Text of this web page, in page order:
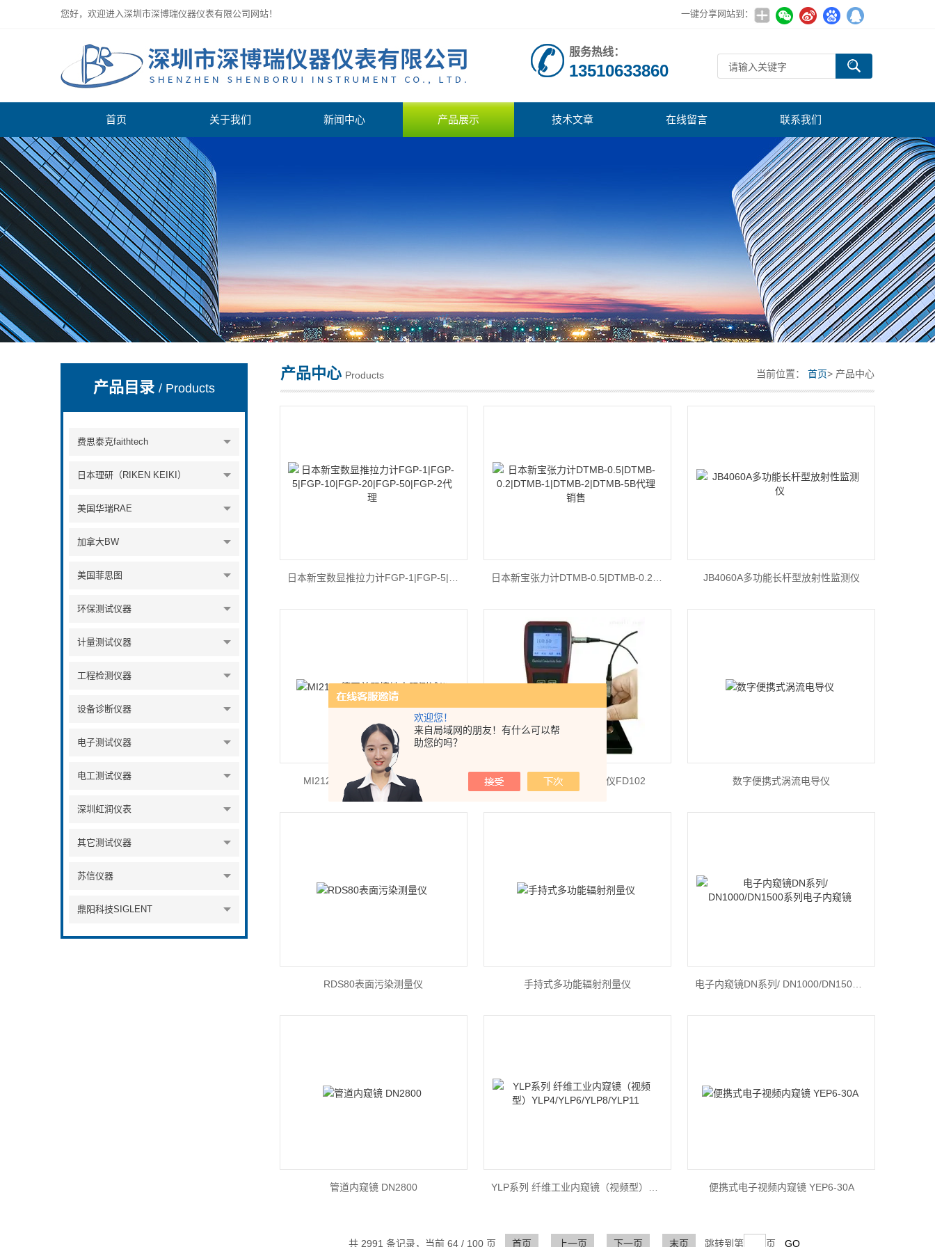
欢迎您！
来自局域网的朋友！有什么可以帮
助您的吗？
您好，欢迎进入深圳市深博瑞仪器仪表有限公司网站！ 一键分享网站到：
深圳市深博瑞仪器仪表有限公司
服务热线：
13510633860
首页 关于我们 新闻中心 产品展示 技术文章 在线留言 联系我们
产品目录/ Products
费思泰克faithtech
日本理研（RIKEN KEIKI）
美国华瑞RAE
加拿大BW
美国菲思图
环保测试仪器
计量测试仪器
工程检测仪器
设备诊断仪器
电子测试仪器
电工测试仪器
深圳虹润仪表
其它测试仪器
苏信仪器
鼎阳科技SIGLENT
产品中心 Products 当前位置： 首页> 产品中心
JB4060A多功能长杆型放射性监测仪
MI2126德国美翠接地电阻测试仪 涡流电导仪国产电导率仪FD102 数字便携式涡流电导仪
RDS80表面污染测量仪 手持式多功能辐射剂量仪
管道内窥镜 DN2800 便携式电子视频内窥镜 YEP6-30A
共 2991 条记录，当前 64 / 100 页 首页 上一页 下一页 末页 跳转到第 页